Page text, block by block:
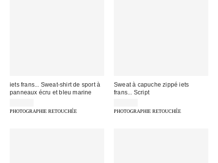
iets frans... Sweat-shirt de sport à
panneaux écru et bleu marine
PHOTOGRAPHIE RETOUCHÉE
Sweat à capuche zippé iets
frans... Script
PHOTOGRAPHIE RETOUCHÉE